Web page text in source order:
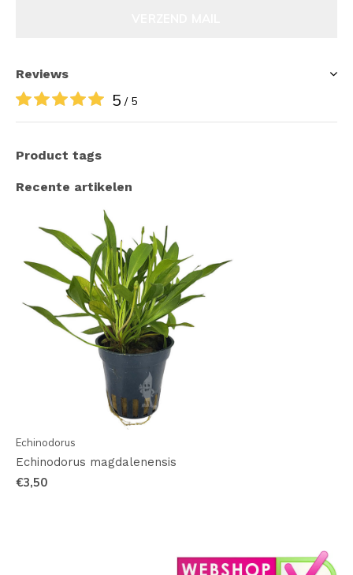
Reviews
5 / 5
Product tags
Recente artikelen
Echinodorus
Echinodorus magdalenensis
€3,50